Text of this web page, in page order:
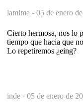
lamima - 05 de enero
Cierto hermosa, nos lo
tiempo que hacía que
Lo repetiremos ¿eing?
inde - 05 de enero de